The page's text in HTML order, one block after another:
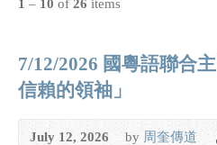
1 – 10 of 26 items
7/12/2026 國粵語聯合
信賴的領袖」
July 12, 2026 by 周奎傳道